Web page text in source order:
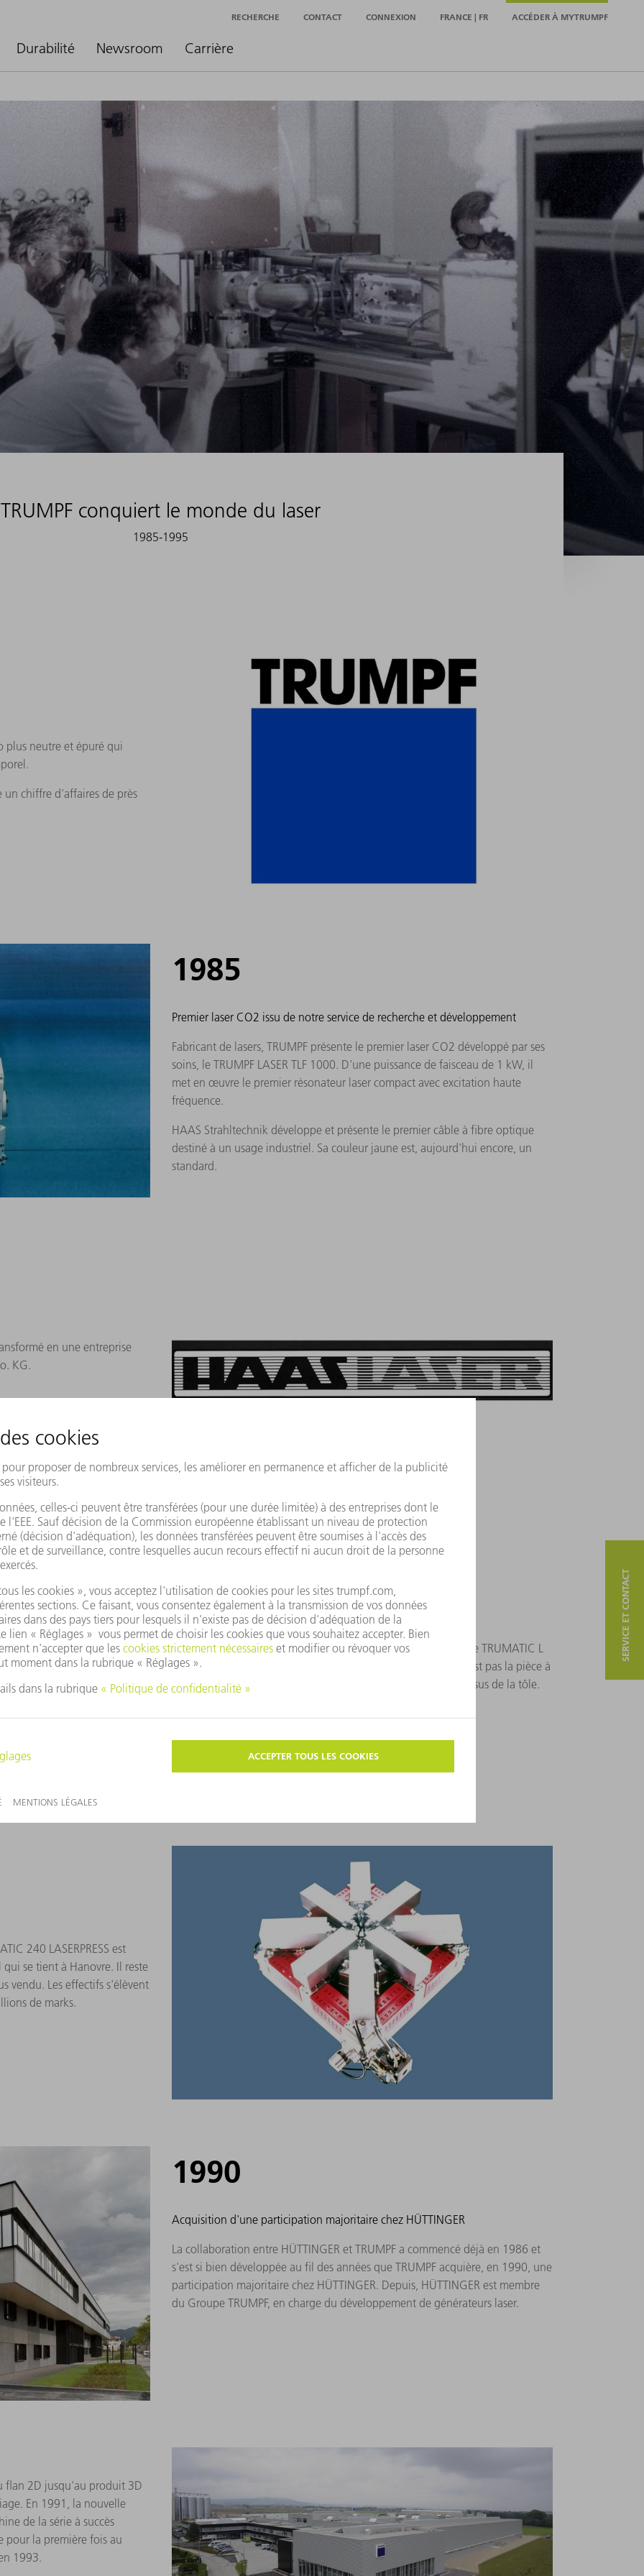
Durabilité Newsroom Carrière
RECHERCHE CONTACT CONNEXION FRANCE | FR ACCÉDER À MYTRUMPF
TRUMPF conquiert le monde du laser
1985-1995
plus neutre et épuré qui
un chiffre d'affaires de près
1985
Premier laser CO2 issu de notre service de recherche et développement
Fabricant de lasers, TRUMPF présente le premier laser CO2 développé par ses
soins, le TRUMPF LASER TLF 1000. D'une puissance de faisceau de 1 kW, il
met en œuvre le premier résonateur laser compact avec excitation haute
fréquence.
HAAS Strahltechnik développe et présente le premier câble à fibre optique
destiné à un usage industriel. Sa couleur jaune est, aujourd'hui encore, un
standard.
en une entreprise
KG.
Installation de découpe laser à plat avec optique mobile
TRUMPF présente une nouvelle innovation dans ce domaine, le TRUMATIC L
3000, une table de découpe laser avec optique mobile. Ce n'est pas la pièce à
travailler qui bouge, mais la tête d'usinage qui « vole » au-dessus de la tôle.
240 LASERPRESS est
se tient à Hanovre. Il reste
vendu. Les effectifs s'élèvent
de marks.
1990
Acquisition d'une participation majoritaire chez HÜTTINGER
La collaboration entre HÜTTINGER et TRUMPF a commencé déjà en 1986 et
s'est si bien développée au fil des années que TRUMPF acquière, en 1990, une
participation majoritaire chez HÜTTINGER. Depuis, HÜTTINGER est membre
du Groupe TRUMPF, en charge du développement de générateurs laser.
flan 2D jusqu'au produit 3D
En 1991, la nouvelle
de la série à succès
pour la première fois au
1993.
SERVICE ET CONTACT